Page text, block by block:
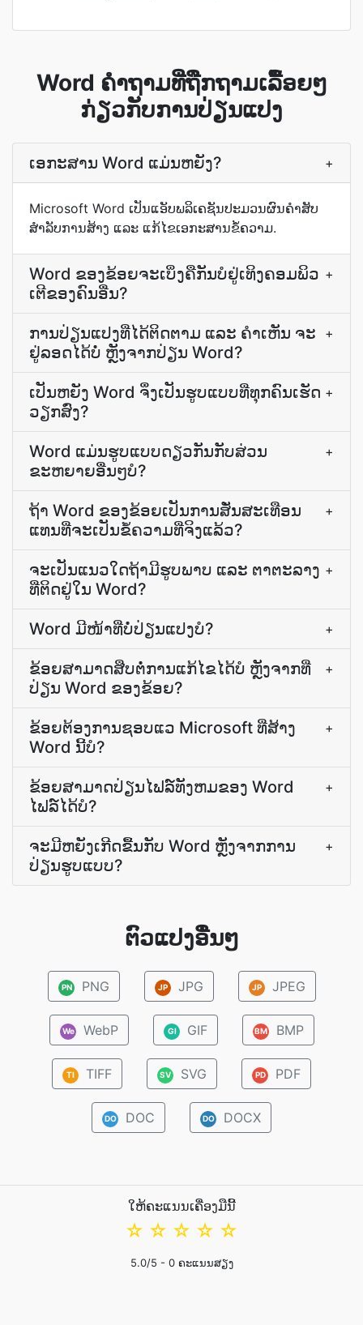
Word ຄຳຖາມທີ່ຖືກຖາມເລື້ອຍໆ
ກ່ຽວກັບການປ່ຽນແປງ
ເອກະສານ Word ແມ່ນຫຍັງ? +
Microsoft Word ເປັນແອັບພລິເຄຊັນປະມວນຜົນຄຳສັບ
ສຳລັບການສ້າງ ແລະ ແກ້ໄຂເອກະສານຂໍ້ຄວາມ.
Word ຂອງ​ຂ້ອຍ​ຈະ​ເບິ່ງ​ຄື​ກັນ​ບໍ​ຢູ່​ເທິງ​ຄອມພິວ
ເຕີ​ຂອງ​ຄົນ​ອື່ນ?
+
ການ​ປ່ຽນແປງ​ທີ່​ໄດ້​ຕິດຕາມ ແລະ ຄໍາ​ເຫັນ ຈະ​
ຢູ່​ລອດ​ໄດ້​ບໍ່ ຫຼັງຈາກ​ປ່ຽນ Word?
+
ເປັນຫຍັງ Word ຈຶ່ງເປັນຮູບແບບທີ່ທຸກຄົນເຮັດ
ວຽກສົ່ງ?
+
Word ແມ່ນຮູບແບບດຽວກັນກັບສ່ວນ
ຂະຫຍາຍອື່ນໆບໍ?
+
ຖ້າ Word ຂອງ​ຂ້ອຍ​ເປັນ​ການ​ສັ່ນສະເທືອນ
ແທນ​ທີ່​ຈະ​ເປັນ​ຂໍ້ຄວາມ​ທີ່​ຈິງ​ແລ້ວ?
+
ຈະເປັນແນວໃດຖ້າມີຮູບພາບ ແລະ ຕາຕະລາງ
ທີ່ຕິດຢູ່ໃນ Word?
+
Word ມີ​ໜ້າ​ທີ່​ບໍ່​ປ່ຽນແປງ​ບໍ? +
ຂ້ອຍສາມາດສືບຕໍ່ການແກ້ໄຂໄດ້ບໍ ຫຼັງຈາກທີ່
ປ່ຽນ Word ຂອງຂ້ອຍ?
+
ຂ້ອຍຕ້ອງການຊອບແວ Microsoft ທີ່ສ້າງ
Word ນີ້ບໍ?
+
ຂ້ອຍສາມາດປ່ຽນໄຟລ໌ທັງຫມຂອງ Word
ໄຟລ໌ໄດ້ບໍ?
+
ຈະມີຫຍັງເກີດຂື້ນກັບ Word ຫຼັງຈາກການ
ປ່ຽນຮູບແບບ?
+
ຕົວແປງອື່ນໆ
PN PNG JP JPG JP JPEG
We WebP GI GIF BM BMP
TI TIFF SV SVG PD PDF
DO DOC DO DOCX
ໃຫ້ຄະແນນເຄື່ອງມືນີ້
☆
☆
☆
☆
☆
5.0/5 - 0ຄະແນນສຽງ